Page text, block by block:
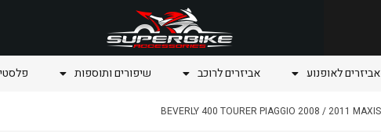
אביזרים לאופנוע אביזרים לרוכב שיפורים ותוספות